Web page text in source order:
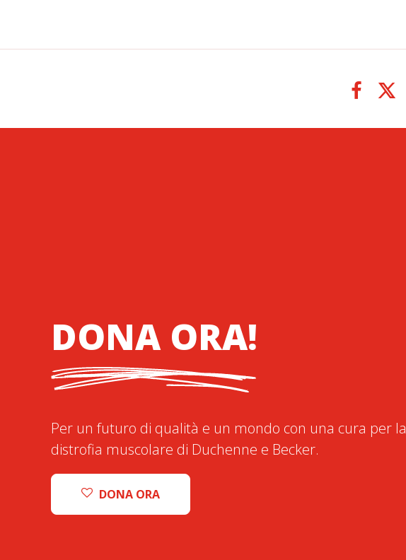
DONA ORA!
Per un futuro di qualità e un mondo con una cura per la
distrofia muscolare di Duchenne e Becker.
DONA ORA